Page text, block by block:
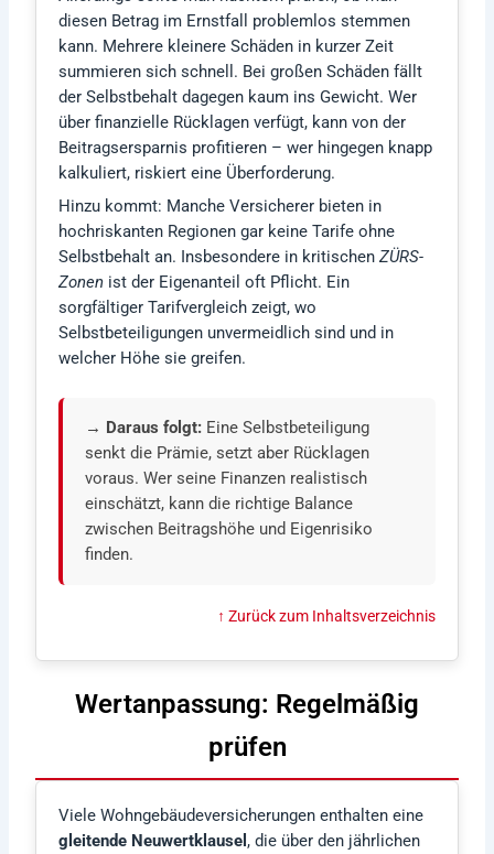
diesen Betrag im Ernstfall problemlos stemmen
kann. Mehrere kleinere Schäden in kurzer Zeit
summieren sich schnell. Bei großen Schäden fällt
der Selbstbehalt dagegen kaum ins Gewicht. Wer
über finanzielle Rücklagen verfügt, kann von der
Beitragsersparnis profitieren – wer hingegen knapp
kalkuliert, riskiert eine Überforderung.
Hinzu kommt: Manche Versicherer bieten in
hochriskanten Regionen gar keine Tarife ohne
Selbstbehalt an. Insbesondere in kritischenZÜRS-
Zonen ist der Eigenanteil oft Pflicht. Ein
sorgfältiger Tarifvergleich zeigt, wo
Selbstbeteiligungen unvermeidlich sind und in
welcher Höhe sie greifen.
→ Daraus folgt: Eine Selbstbeteiligung
senkt die Prämie, setzt aber Rücklagen
voraus. Wer seine Finanzen realistisch
einschätzt, kann die richtige Balance
zwischen Beitragshöhe und Eigenrisiko
finden.
↑ Zurück zum Inhaltsverzeichnis
Wertanpassung: Regelmäßig
prüfen
Viele Wohngebäudeversicherungen enthalten eine
gleitende Neuwertklausel , die über den jährlichen